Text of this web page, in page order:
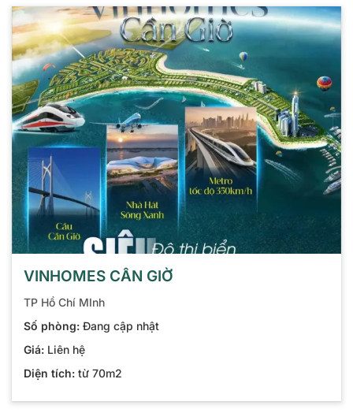
VINHOMES CẦN GIỜ
TP Hồ Chí MInh
Số phòng:Đang cập nhật
Giá:Liên hệ
Diện tích:từ 70m2